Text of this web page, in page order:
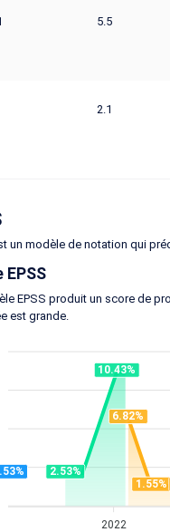
5.5
2.1
un modèle de notation qui
EPSS
EPSS produit un score de
est grande.
2.53%
10.43%
6.82%
1.55%
2022